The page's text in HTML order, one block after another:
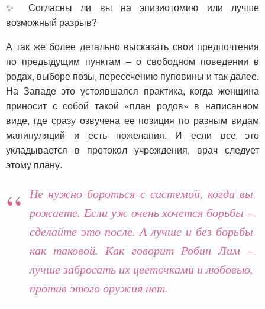
✨ Согласны ли вы на эпизиотомию или лучше
возможный разрыв?
А так же более детально высказать свои предпочтения
по предыдущим пунктам – о свободном поведении в
родах, выборе позы, пересечению пуповины и так далее.
На Западе это устоявшаяся практика, когда женщина
приносит с собой такой «план родов» в написанном
виде, где сразу озвучена ее позиция по разным видам
манипуляций и есть пожелания. И если все это
укладывается в протокол учреждения, врач следует
этому плану.
Не нужно бороться с системой, когда вы
рожаете. Если уж очень хочется борьбы –
сделайте это после. А лучше и без борьбы
как таковой. Как говорит Робин Лим –
лучше забросать их цветочками и любовью,
против этого оружия нет.